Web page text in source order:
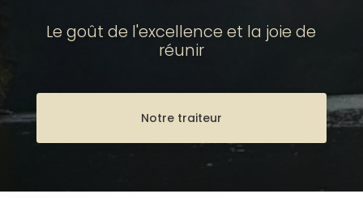
Le goût de l'excellence et la joie de
réunir
Notre traiteur